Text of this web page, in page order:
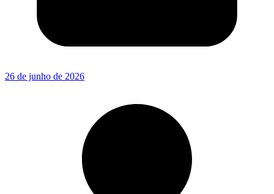
26 de junho de 2026